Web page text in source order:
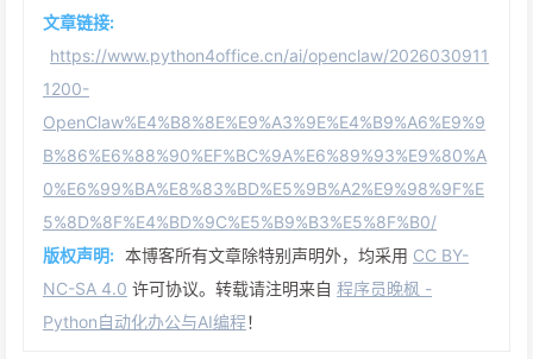
文章链接:
https://www.python4office.cn/ai/openclaw/2026030911
1200-
OpenClaw%E4%B8%8E%E9%A3%9E%E4%B9%A6%E9%9
B%86%E6%88%90%EF%BC%9A%E6%89%93%E9%80%A
0%E6%99%BA%E8%83%BD%E5%9B%A2%E9%98%9F%E
5%8D%8F%E4%BD%9C%E5%B9%B3%E5%8F%B0/
版权声明: 本博客所有文章除特别声明外，均采用 CC BY-
NC-SA 4.0 许可协议。转载请注明来自 程序员晚枫 -
Python自动化办公与AI编程！